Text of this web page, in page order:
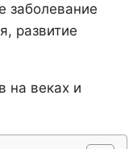
заболевание
развитие